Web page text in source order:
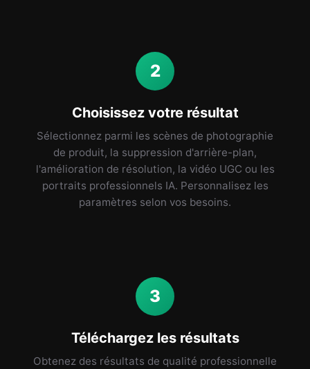
2
Choisissez votre résultat
Sélectionnez parmi les scènes de photographie
de produit, la suppression d'arrière-plan,
l'amélioration de résolution, la vidéo UGC ou les
portraits professionnels IA. Personnalisez les
paramètres selon vos besoins.
3
Téléchargez les résultats
Obtenez des résultats de qualité professionnelle